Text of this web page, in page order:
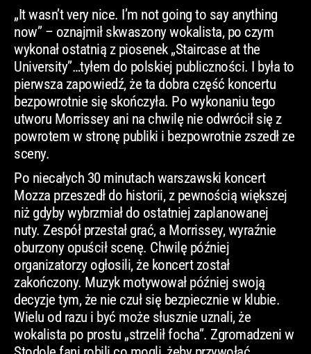
„It wasn’t very nice. I’m not going to say anything
now” – oznajmił skwaszony wokalista, po czym
wykonał ostatnią z piosenek „Staircase at the
University”…tyłem do polskiej publiczności. I była to
pierwsza zapowiedź, że ta dobra część koncertu
bezpowrotnie się skończyła. Po wykonaniu tego
utworu Morrissey ani na chwilę nie odwrócił się z
powrotem w stronę publiki i bezpowrotnie zszedł ze
sceny.
Po niecałych 30 minutach warszawski koncert
Mozza przeszedł do historii, z pewnością większej
niż gdyby wybrzmiał do ostatniej zaplanowanej
nuty. Zespół przestał grać, a Morrissey, wyraźnie
oburzony opuścił scenę. Chwilę później
organizatorzy ogłosili, że koncert został
zakończony. Muzyk motywował później swoją
decyzje tym, że nie czuł się bezpiecznie w klubie.
Wielu od razu i być może słusznie uznali, że
wokalista po prostu „strzelił focha”. Zgromadzeni w